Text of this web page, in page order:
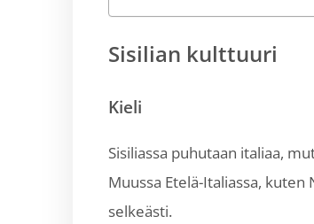
Sisilian kulttuuri
Kieli
Sisiliassa puhutaan italiaa,
Muussa Etelä-Italiassa,
selkeästi.